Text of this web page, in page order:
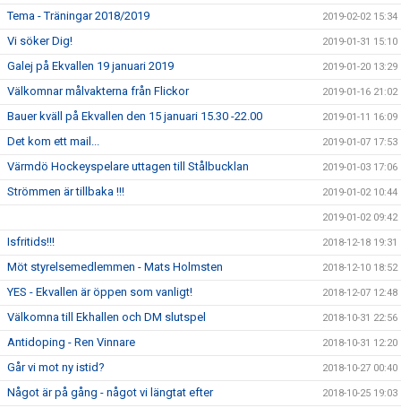
Tema - Träningar 2018/2019 2019-02-02 15:34
Vi söker Dig! 2019-01-31 15:10
Galej på Ekvallen 19 januari 2019 2019-01-20 13:29
Välkomnar målvakterna från Flickor 2019-01-16 21:02
Bauer kväll på Ekvallen den 15 januari 15.30 -22.00 2019-01-11 16:09
Det kom ett mail... 2019-01-07 17:53
Värmdö Hockeyspelare uttagen till Stålbucklan 2019-01-03 17:06
Strömmen är tillbaka !!! 2019-01-02 10:44
2019-01-02 09:42
Isfritids!!! 2018-12-18 19:31
Möt styrelsemedlemmen - Mats Holmsten 2018-12-10 18:52
YES - Ekvallen är öppen som vanligt! 2018-12-07 12:48
Välkomna till Ekhallen och DM slutspel 2018-10-31 22:56
Antidoping - Ren Vinnare 2018-10-31 12:20
Går vi mot ny istid? 2018-10-27 00:40
Något är på gång - något vi längtat efter 2018-10-25 19:03